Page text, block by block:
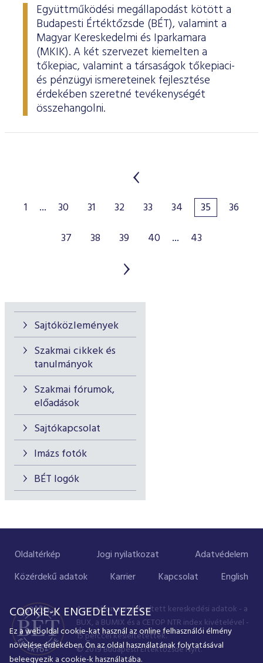
Sajtóközlemények
Szakmai cikkek és
tanulmányok
Szakmai fórumok,
előadások
Sajtókapcsolat
Imázs fotók
BÉT logók
Együttműködési megállapodást kötött a
Budapesti Értéktőzsde (BÉT), valamint a
Magyar Kereskedelmi és Iparkamara
(MKIK). A két szervezet kiemelten a
tőkepiac, valamint a társaságok tőkepiaci-
és pénzügyi ismereteinek fejlesztése
érdekében szeretné tevékenységét
összehangolni.
1 ... 30 31 32 33 34 35
36
37
38 39 40 ... 43
Oldaltérkép Jogi nyilatkozat
Adatvédelem
Közérdekű adatok
Karrier Kapcsolat English
A portálon megjelenített kereskedési adatok - a
BUX, a BUMIX és a CETOP NTR index kivételével -
15 perccel késleltetettek.
© 2019 Budapesti Értéktőzsde Nyrt.
COOKIE-K ENGEDÉLYEZÉSE
Ez a weboldal cookie-kat használ az online felhasználói élmény
növelése érdekében. Ön az oldal használatának folytatásával
beleegyezik a cookie-k használatába.